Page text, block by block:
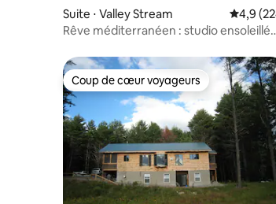
Suite ⋅ Valley Stream
4,9
Rêve méditerranéen : studio ensoleillé
Coup de cœur voyageurs
Coup de cœur voyageurs